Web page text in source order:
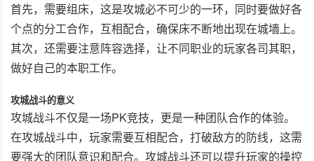
首先，需要组床，这是攻城必不可少的一环，同时要做好各
个点的分工合作，互相配合，确保床不断地出现在城墙上。
其次，还需要注意阵容选择，让不同职业的玩家各司其职，
做好自己的本职工作。
攻城战斗的意义
攻城战斗不仅是一场PK竞技，更是一种团队合作的体验。
在攻城战斗中，玩家需要互相配合，打破敌方的防线，这需
要强大的团队意识和配合。攻城战斗还可以提升玩家的操控